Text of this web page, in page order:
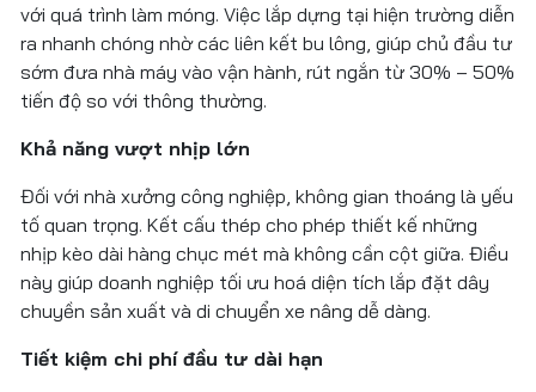
với quá trình làm móng. Việc lắp dựng tại hiện trường diễn
ra nhanh chóng nhờ các liên kết bu lông, giúp chủ đầu tư
sớm đưa nhà máy vào vận hành, rút ngắn từ 30% – 50%
tiến độ so với thông thường.
Khả năng vượt nhịp lớn
Đối với nhà xưởng công nghiệp, không gian thoáng là yếu
tố quan trọng. Kết cấu thép cho phép thiết kế những
nhịp kèo dài hàng chục mét mà không cần cột giữa. Điều
này giúp doanh nghiệp tối ưu hoá diện tích lắp đặt dây
chuyền sản xuất và di chuyển xe nâng dễ dàng.
Tiết kiệm chi phí đầu tư dài hạn